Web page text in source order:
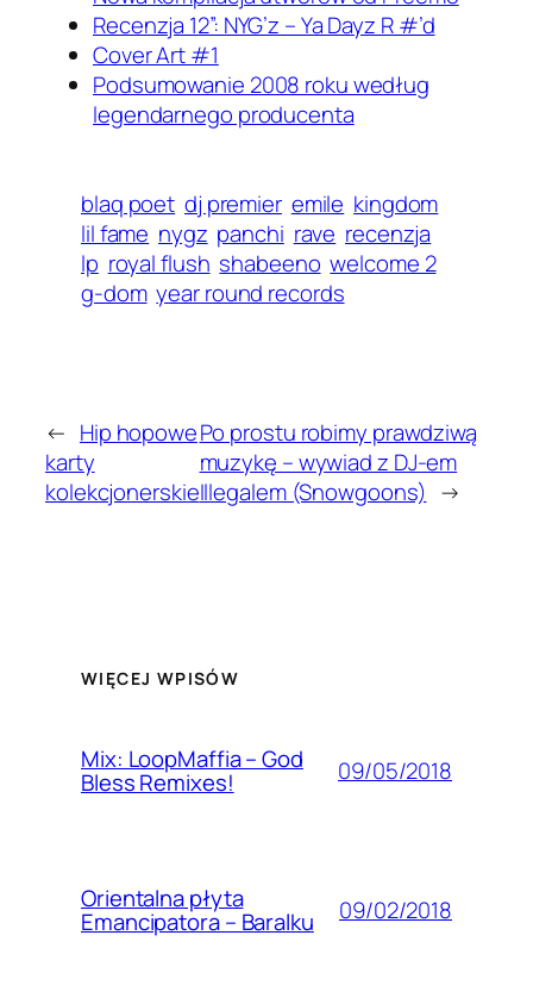
Recenzja 12”: NYG’z – Ya Dayz R #’d
Cover Art #1
Podsumowanie 2008 roku według
legendarnego producenta
blaq poet dj premier emile kingdom
lil fame nygz panchi rave recenzja
lp royal flush shabeeno welcome 2
g-dom year round records
← Hip hopowe
karty
kolekcjonerskie
Po prostu robimy prawdziwą
muzykę – wywiad z DJ-em
Illegalem (Snowgoons) →
WIĘCEJ WPISÓW
Mix: LoopMaffia – God
Bless Remixes! 09/05/2018
Orientalna płyta
Emancipatora – Baralku 09/02/2018